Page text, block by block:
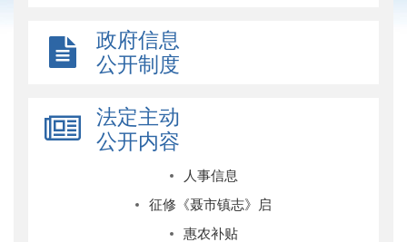
政府信息
公开制度
法定主动
公开内容
人事信息
征修《聂市镇志》启
惠农补贴